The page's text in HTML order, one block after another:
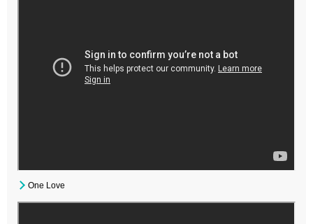
One Love